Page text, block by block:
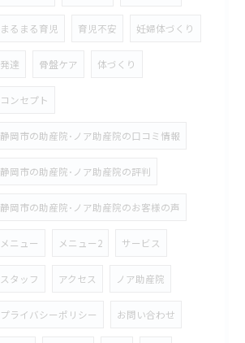
まるまる育児 育児不安 妊婦体づくり
発達 骨盤ケア 体づくり
コンセプト
静岡市の助産院･ノア助産院の口コミ情報
静岡市の助産院･ノア助産院の評判
静岡市の助産院･ノア助産院のお客様の声
メニュー メニュー2 サービス
スタッフ アクセス ノア助産院
プライバシーポリシー お問い合わせ